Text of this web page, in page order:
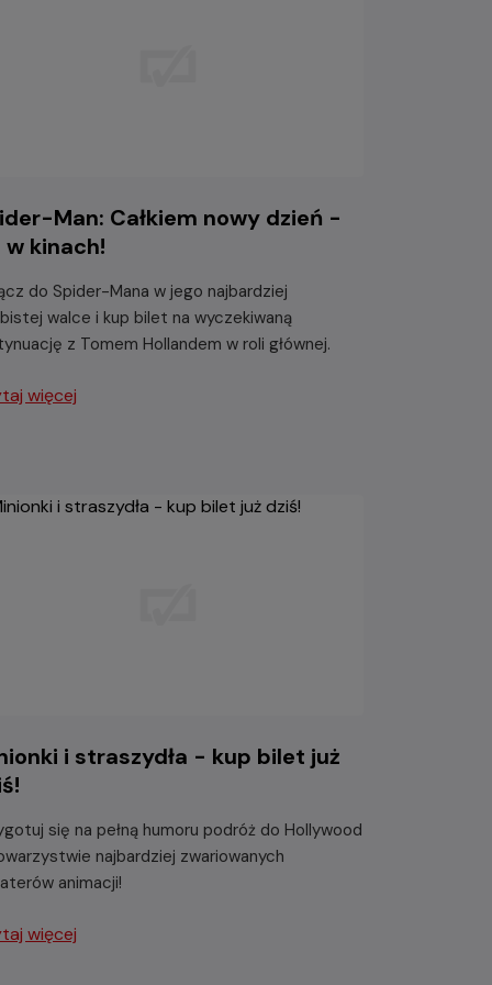
Man: Całkiem nowy dzień -
w kinach!
do Spider-Mana w jego najbardziej
walce i kup bilet na wyczekiwaną
z Tomem Hollandem w roli głównej.
więcej
i straszydła - kup bilet już
się na pełną humoru podróż do Hollywood
najbardziej zwariowanych
animacji!
więcej